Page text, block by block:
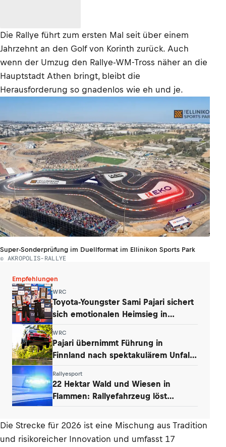
Die Rallye führt zum ersten Mal seit über einem
Jahrzehnt an den Golf von Korinth zurück. Auch
wenn der Umzug den Rallye-WM-Tross näher an die
Hauptstadt Athen bringt, bleibt die
Herausforderung so gnadenlos wie eh und je.
Super-Sonderprüfung im Duellformat im Ellinikon Sports Park
© AKROPOLIS-RALLYE
Empfehlungen
WRC
Toyota-Youngster Sami Pajari sichert
sich emotionalen Heimsieg in
WRC
Pajari übernimmt Führung in
Finnland nach spektakulärem Unfall
Rallyesport
22 Hektar Wald und Wiesen in
Flammen: Rallyefahrzeug löst
Die Strecke für 2026 ist eine Mischung aus Tradition
und risikoreicher Innovation und umfasst 17